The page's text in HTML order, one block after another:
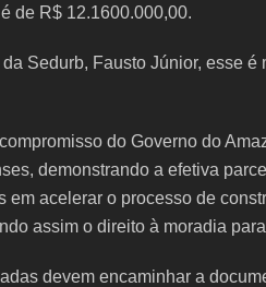
de R$ 12.1600.000,00.
Sedurb, Fausto Júnior, esse
do Governo do
demonstrando a efetiva
em acelerar o processo de
assim o direito à moradia
devem encaminhar a